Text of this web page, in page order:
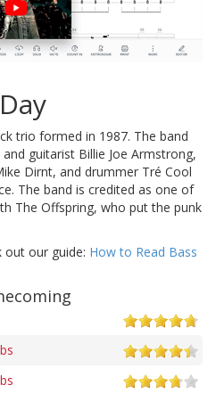
trio formed in 1987. The band
guitarist Billie Joe Armstrong,
Dirnt, and drummer Tré Cool
The band is credited as one of
The Offspring, who put the punk
out our guide: How to Read Bass